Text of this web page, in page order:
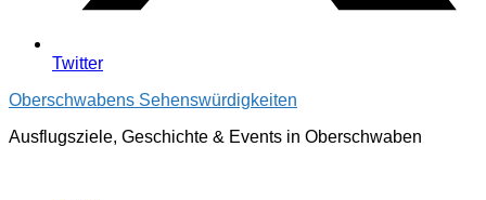
Twitter
Oberschwabens Sehenswürdigkeiten
Ausflugsziele, Geschichte & Events in Oberschwaben